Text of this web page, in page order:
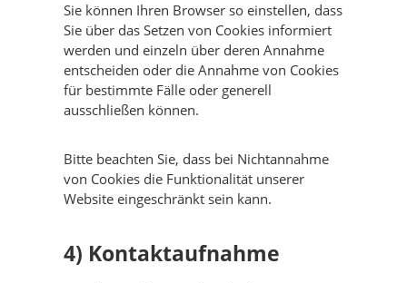
Sie können Ihren Browser so einstellen, dass
Sie über das Setzen von Cookies informiert
werden und einzeln über deren Annahme
entscheiden oder die Annahme von Cookies
für bestimmte Fälle oder generell
ausschließen können.
Bitte beachten Sie, dass bei Nichtannahme
von Cookies die Funktionalität unserer
Website eingeschränkt sein kann.
4) Kontaktaufnahme